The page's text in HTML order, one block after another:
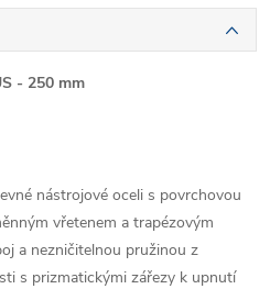
- 250 mm
nástrojové oceli s povrchovou
vřetenem a trapézovým
a nezničitelnou pružinou z
s prizmatickými zářezy k upnutí